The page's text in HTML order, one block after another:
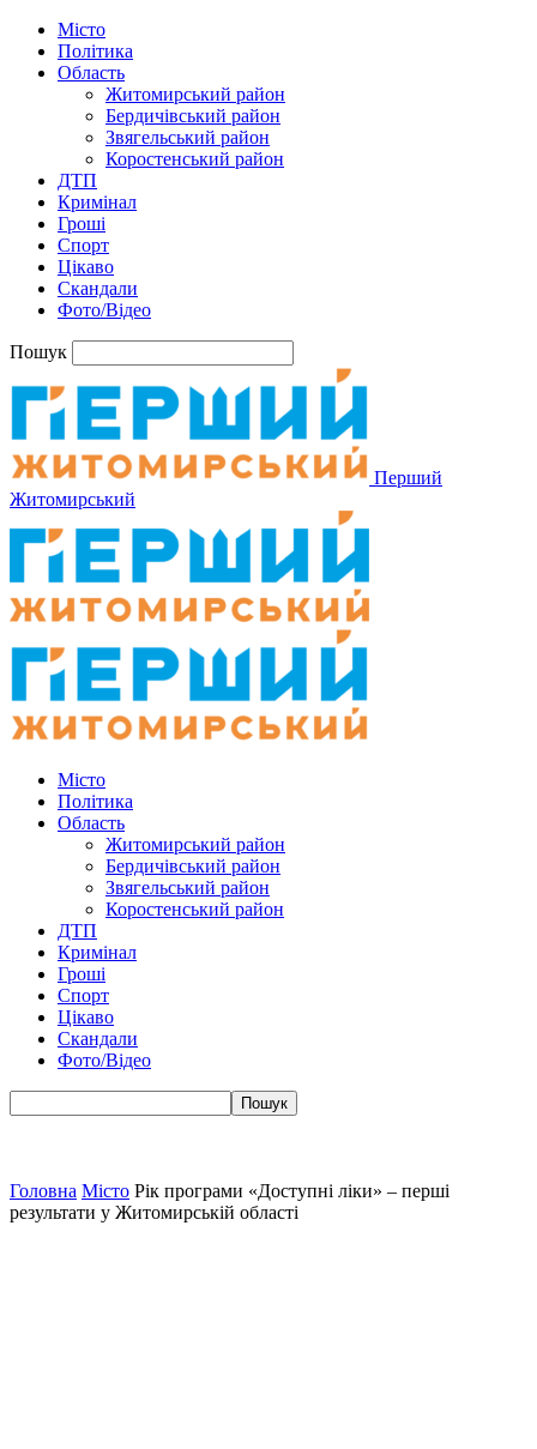
Місто
Політика
Область
Житомирський район
Бердичівський район
Звягельський район
Коростенський район
ДТП
Кримінал
Гроші
Спорт
Цікаво
Скандали
Фото/Відео
Пошук
Перший
Житомирський
Місто
Політика
Область
Житомирський район
Бердичівський район
Звягельський район
Коростенський район
ДТП
Кримінал
Гроші
Спорт
Цікаво
Скандали
Фото/Відео
Головна Місто Рік програми «Доступні ліки» – перші
результати у Житомирській області